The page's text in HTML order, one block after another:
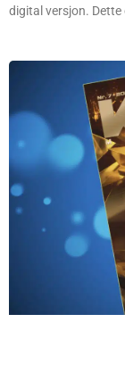
digital versjon.